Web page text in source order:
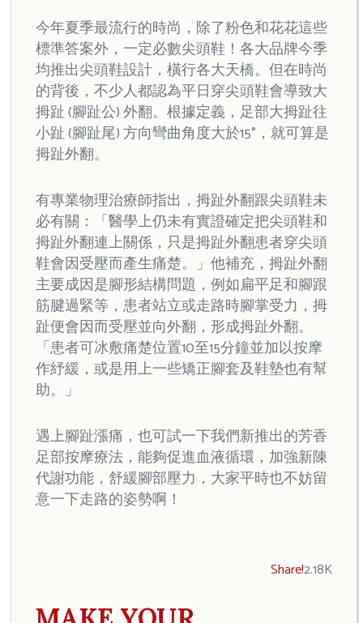
今年夏季最流行的時尚，除了粉色和花花這些
標準答案外，一定必數尖頭鞋！各大品牌今季
均推出尖頭鞋設計，橫行各大天橋。但在時尚
的背後，不少人都認為平日穿尖頭鞋會導致大
拇趾 (腳趾公) 外翻。根據定義，足部大拇趾往
小趾 (腳趾尾) 方向彎曲角度大於15°，就可算是
拇趾外翻。
有專業物理治療師指出，拇趾外翻跟尖頭鞋未
必有關：「醫學上仍未有實證確定把尖頭鞋和
拇趾外翻連上關係，只是拇趾外翻患者穿尖頭
鞋會因受壓而產生痛楚。」他補充，拇趾外翻
主要成因是腳形結構問題，例如扁平足和腳跟
筋腱過緊等，患者站立或走路時腳掌受力，拇
趾便會因而受壓並向外翻，形成拇趾外翻。
「患者可冰敷痛楚位置10至15分鐘並加以按摩
作紓緩，或是用上一些矯正腳套及鞋墊也有幫
助。」
遇上腳趾漲痛，也可試一下我們新推出的芳香
足部按摩療法，能夠促進血液循環，加強新陳
代謝功能，舒緩腳部壓力，大家平時也不妨留
意一下走路的姿勢啊！
Share!2.18K